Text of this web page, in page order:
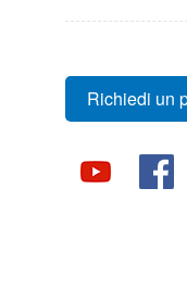
Richiedi un